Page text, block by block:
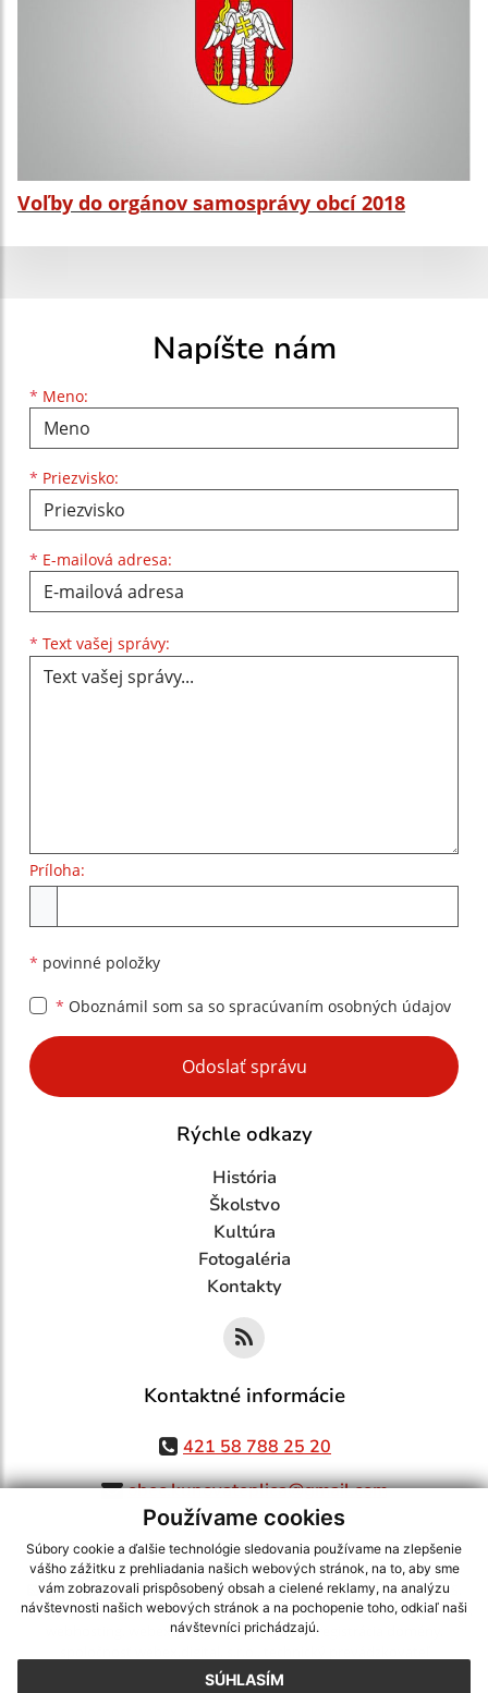
Používame cookies
Súbory cookie a ďalšie technológie sledovania používame na zlepšenie
vášho zážitku z prehliadania našich webových stránok, na to, aby sme
vám zobrazovali prispôsobený obsah a cielené reklamy, na analýzu
návštevnosti našich webových stránok a na pochopenie toho, odkiaľ naši
návštevníci prichádzajú.
SÚHLASÍM
Voľby do orgánov samosprávy obcí 2018
Napíšte nám
* Meno:
Meno
* Priezvisko:
Priezvisko
* E-mailová adresa:
E-mailová adresa
* Text vašej správy:
Príloha:
* povinné položky
* Oboznámil som sa so spracúvaním osobných údajov
Google reCaptcha Response
Odoslať správu
Rýchle odkazy
História
Školstvo
Kultúra
Fotogaléria
Kontakty
Kontaktné informácie
421 58 788 25 20
obec.kunovateplica@gmail.com
využite možnosť získavania aktuálnych informácií s využitím RSS
CMS systém (redakčný) systém ECHELON 2,Mapa stránok,web portál
webex.digital, s.r.o.,domény,registrácia domény